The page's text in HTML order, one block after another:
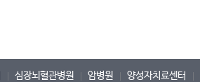
심장뇌혈관병원 암병원 양성자치료센터